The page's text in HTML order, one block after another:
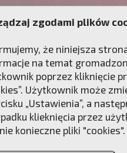
KAMPANIE DLA
zgodami plików
że niniejsza
na temat
poprzez kliknięcie
Użytkownik może
„Ustawienia”, a
klieknięcia przez
konieczne pliki "cookies".